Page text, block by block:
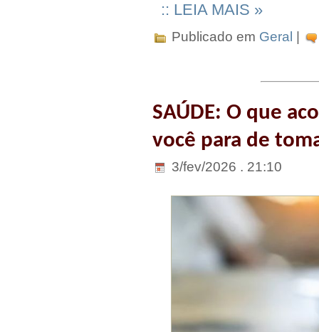
:: LEIA MAIS »
Publicado em Geral
SAÚDE: O que
você para de
3/fev/2026 . 21:10